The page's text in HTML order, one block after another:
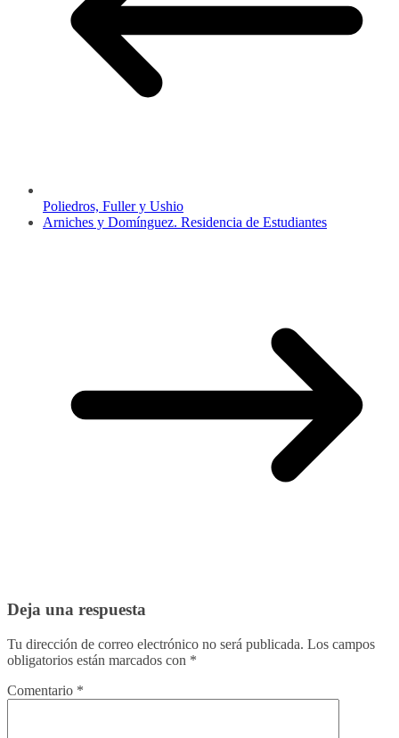
Poliedros, Fuller y Ushio
Arniches y Domínguez. Residencia de Estudiantes
Deja una respuesta
Tu dirección de correo electrónico no será publicada. Los campos
obligatorios están marcados con *
Comentario *